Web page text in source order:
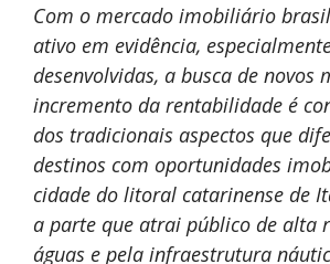
Com o mercado imobiliário
ativo em evidência,
desenvolvidas, a busca de novos
incremento da rentabilidade é
dos tradicionais aspectos que
destinos com oportunidades
cidade do litoral catarinense de
a parte que atrai público de alta
águas e pela infraestrutura